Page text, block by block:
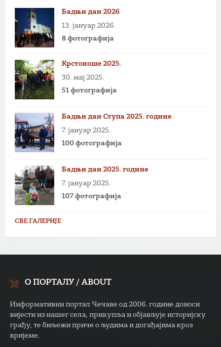
Бадњи дан 2026
13. јануар 2026.
8 фотографија
Крстоноше 2025.
30. мај 2025.
51 фотографија
Бадњи дан Ступа 2025. године
7. јануар 2025.
100 фотографија
Бадњи дан 2025. године
7. јануар 2025.
107 фотографија
СВЕ ГАЛЕРИЈЕ
О ПОРТАЛУ / ABOUT
Информативни портал Чечаве од 2006. године доноси
вијести из нашег села, прикупља и објављује историјску
грађу, те биљежи приче о људима и догађајима кроз
вријеме.